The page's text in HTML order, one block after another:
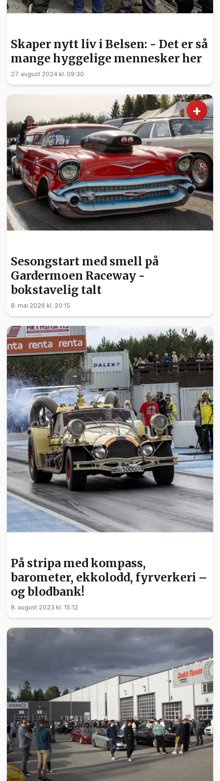
Skaper nytt liv i Belsen: - Det er så
mange hyggelige mennesker her
27. august 2024 kl. 09:30
+
Sesongstart med smell på
Gardermoen Raceway -
bokstavelig talt
8. mai 2026 kl. 20:15
På stripa med kompass,
barometer, ekkolodd, fyrverkeri –
og blodbank!
8. august 2023 kl. 15:12